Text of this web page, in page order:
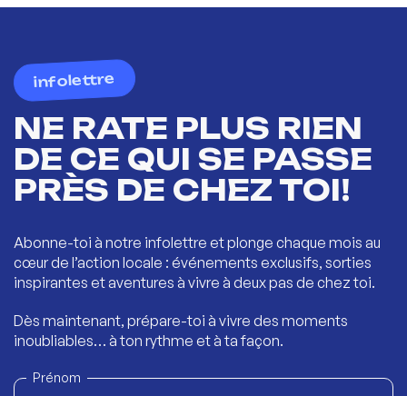
infolettre
NE RATE PLUS RIEN
DE CE QUI SE PASSE
PRÈS DE CHEZ TOI!
Abonne-toi à notre infolettre et plonge chaque mois au
cœur de l’action locale : événements exclusifs, sorties
inspirantes et aventures à vivre à deux pas de chez toi.
Dès maintenant, prépare-toi à vivre des moments
inoubliables… à ton rythme et à ta façon.
Prénom